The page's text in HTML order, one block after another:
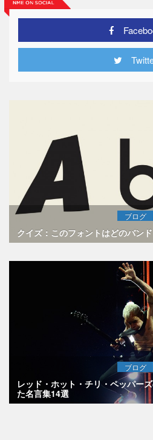
ブログ
クイズ：このフォントはどのバンド
ブログ
レッド・ホット・チリ・ペッパー
た名言集14選